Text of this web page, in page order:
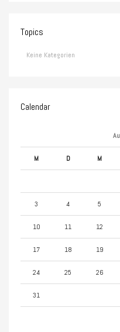
Topics
Keine Kategorien
Calendar
M D M
3 4 5
10 11 12
17 18 19
24 25 26
31